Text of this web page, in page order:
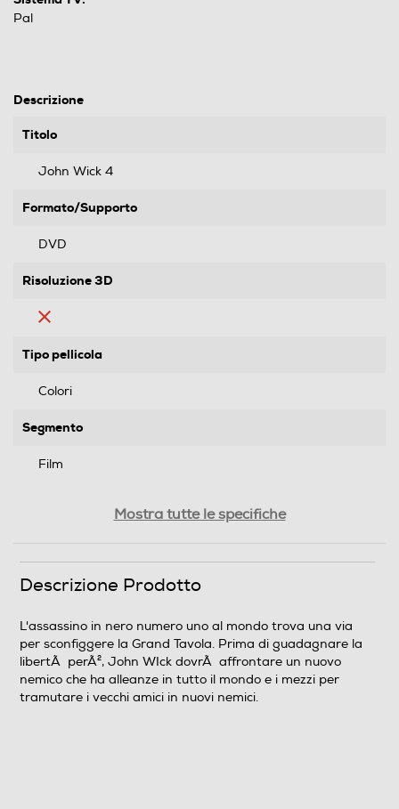
Pal
Descrizione
Titolo
John Wick 4
Formato/Supporto
DVD
Risoluzione 3D
Tipo pellicola
Colori
Segmento
Film
Sistema TV
Pal
Mostra tutte le specifiche
Descrizione Prodotto
L'assassino in nero numero uno al mondo trova una via
per sconfiggere la Grand Tavola. Prima di guadagnare la
libertÃ perÃ², John WIck dovrÃ affrontare un nuovo
nemico che ha alleanze in tutto il mondo e i mezzi per
tramutare i vecchi amici in nuovi nemici.